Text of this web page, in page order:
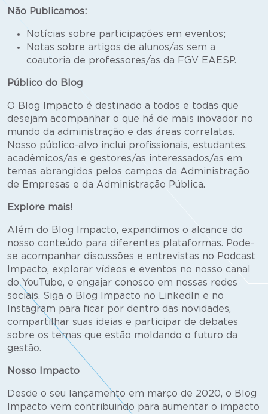
Não Publicamos:
Notícias sobre participações em eventos;
Notas sobre artigos de alunos/as sem a
coautoria de professores/as da FGV EAESP.
Público do Blog
O Blog Impacto é destinado a todos e todas que
desejam acompanhar o que há de mais inovador no
mundo da administração e das áreas correlatas.
Nosso público-alvo inclui profissionais, estudantes,
acadêmicos/as e gestores/as interessados/as em
temas abrangidos pelos campos da Administração
de Empresas e da Administração Pública.
Explore mais!
Além do Blog Impacto, expandimos o alcance do
nosso conteúdo para diferentes plataformas. Pode-
se acompanhar discussões e entrevistas no Podcast
Impacto, explorar vídeos e eventos no nosso canal
do YouTube, e engajar conosco em nossas redes
sociais. Siga o Blog Impacto no LinkedIn e no
Instagram para ficar por dentro das novidades,
compartilhar suas ideias e participar de debates
sobre os temas que estão moldando o futuro da
gestão.
Nosso Impacto
Desde o seu lançamento em março de 2020, o Blog
Impacto vem contribuindo para aumentar o impacto